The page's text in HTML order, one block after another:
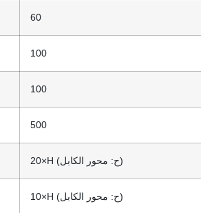
60
100
100
500
20 ×H (ح: محور الكابل)
10 ×H (ح: محور الكابل)